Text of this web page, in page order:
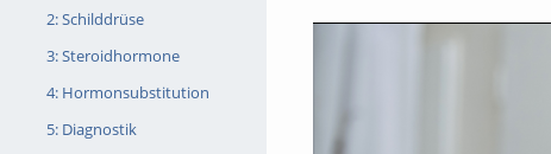
2: Schilddrüse
3: Steroidhormone
4: Hormonsubstitution
5: Diagnostik